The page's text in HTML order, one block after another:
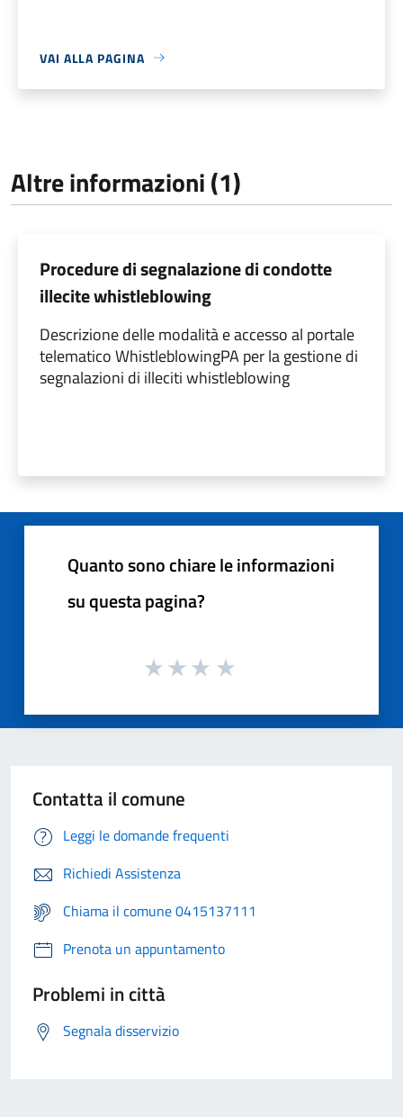
VAI ALLA PAGINA
Altre informazioni (1)
Procedure di segnalazione di condotte
illecite whistleblowing
Descrizione delle modalità e accesso al portale
telematico WhistleblowingPA per la gestione di
segnalazioni di illeciti whistleblowing
Quanto sono chiare le informazioni
su questa pagina?
Contatta il comune
Leggi le domande frequenti
Richiedi Assistenza
Chiama il comune 0415137111
Prenota un appuntamento
Problemi in città
Segnala disservizio